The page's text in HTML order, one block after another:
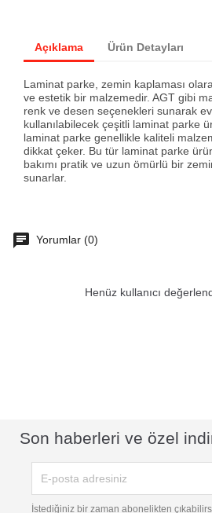
Açıklama Ürün Detayları
Laminat parke, zemin kaplaması
ve estetik bir malzemedir. AGT gibi
renk ve desen seçenekleri sunarak
kullanılabilecek çeşitli laminat parke
laminat parke genellikle kaliteli
dikkat çeker. Bu tür laminat parke
bakımı pratik ve uzun ömürlü bir
sunarlar.
Yorumlar (0)
Henüz kullanıcı
Son haberleri ve özel
İstediğiniz bir zaman abonelikten